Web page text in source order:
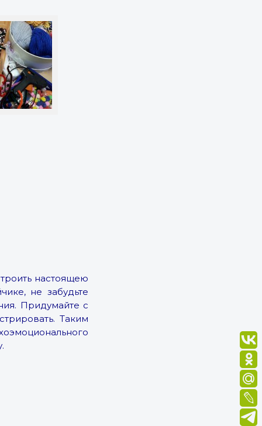
настоящею
не забудьте
Придумайте с
Таким